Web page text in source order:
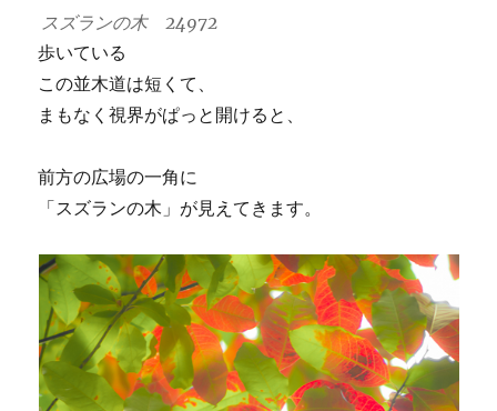
スズランの木 24972
歩いている
この並木道は短くて、
まもなく視界がぱっと開けると、
前方の広場の一角に
「スズランの木」が見えてきます。